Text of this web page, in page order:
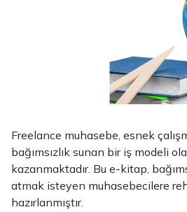
Freelance muhasebe, esnek
bağımsızlık sunan bir iş modeli
kazanmaktadır. Bu e-kitap,
atmak isteyen muhasebecilere
hazırlanmıştır.